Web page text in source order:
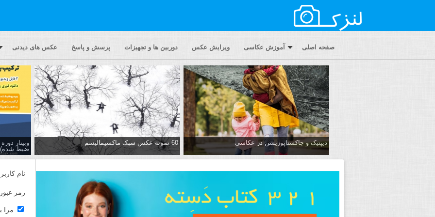
صفحه اصلی آموزش عکاسی ویرایش عکس دوربین ها و تجهیزات پرسش و پاسخ عکس های دیدنی
دیپتیک و جاکستا‌پوزیشن در عکاسی 60 نمونه عکس سبک ماکسیمالیسم
وبینار
ضبط شده)
نام
رمز عبور
مرا